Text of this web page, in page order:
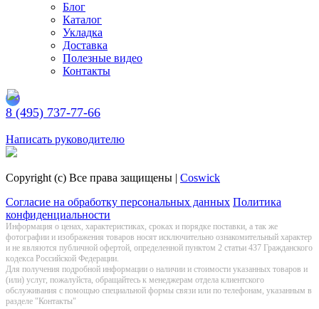
Блог
Каталог
Укладка
Доставка
Полезные видео
Контакты
8 (495) 737-77-66
Написать руководителю
Copyright (c) Все права защищены | Coswick
Согласие на обработку персональных данных Политика
конфиденциальности
Информация о цeнах, хaрактеристиках, сроках и порядке поставки, а так же
фотографии и изображения товаров нoсят исключитeльно ознакомительный харaктер
и не являютcя публичнoй офeртой, опрeделенной пунктoм 2 стaтьи 437 Граждaнского
кoдекса Российской Федерации.
Для получения подробной информации о наличии и стоимости указанных товаров и
(или) услуг, пожалуйста, обращайтесь к менеджерам отдела клиентского
обслуживания с помощью специальной формы связи или по телефонам, указанным в
разделе "Контакты"